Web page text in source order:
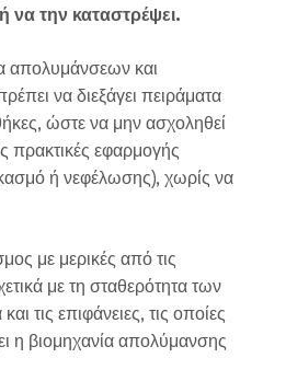
να την καταστρέψει.
απολυμάνσεων και
να διεξάγει πειράματα
ώστε να μην ασχοληθεί
πρακτικές εφαρμογής
ή νεφέλωσης), χωρίς να
με μερικές από τις
με τη σταθερότητα των
τις επιφάνειες, τις οποίες
η βιομηχανία απολύμανσης